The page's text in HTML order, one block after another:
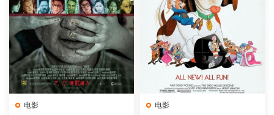
电影 电影